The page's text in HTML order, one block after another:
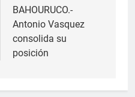
BAHOURUCO.-
Antonio Vasquez
consolida su
posición